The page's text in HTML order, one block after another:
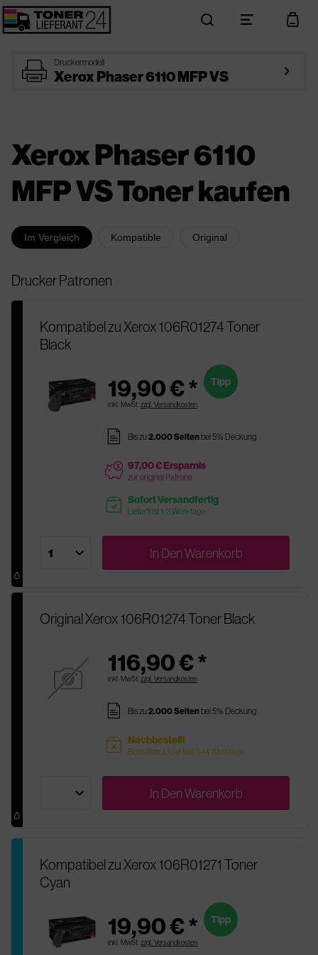
search menu cart
printer Druckermodell
Xerox Phaser 6110 MFP VS arrow_right
Xerox Phaser 6110
MFP VS Toner kaufen
Im Vergleich Kompatible Original
Drucker Patronen
Kompatibel zu Xerox 106R01274 Toner
Black
19,90 € *
inkl. MwSt. zzgl. Versandkosten
Tipp
pages Bis zu2.000 Seitenbei 5% Deckung
price 97,00 € Ersparnis
zur original Patrone
readytoship Sofort Versandfertig
Lieferfrist 1-3 Werktage
In DenWarenkorb
Original Xerox 106R01274 Toner Black
116,90 € *
inkl. MwSt. zzgl. Versandkosten
pages Bis zu2.000 Seitenbei 5% Deckung
sold Nachbestellt
Bestellbar, Lieferfrist 5-14 Werktage
In DenWarenkorb
Kompatibel zu Xerox 106R01271 Toner
Cyan
19,90 € *
inkl. MwSt. zzgl. Versandkosten
Tipp